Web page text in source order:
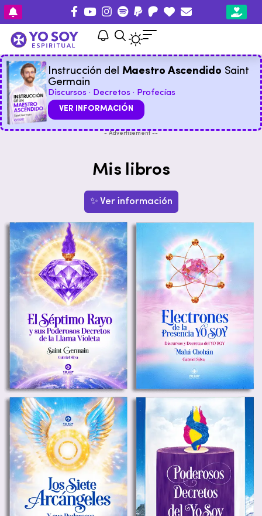
Instrucción del Maestro Ascendido Saint
Germain
Discursos · Decretos · Profecías
VER INFORMACIÓN
- Advertisement --
Mis libros
✨ Ver información